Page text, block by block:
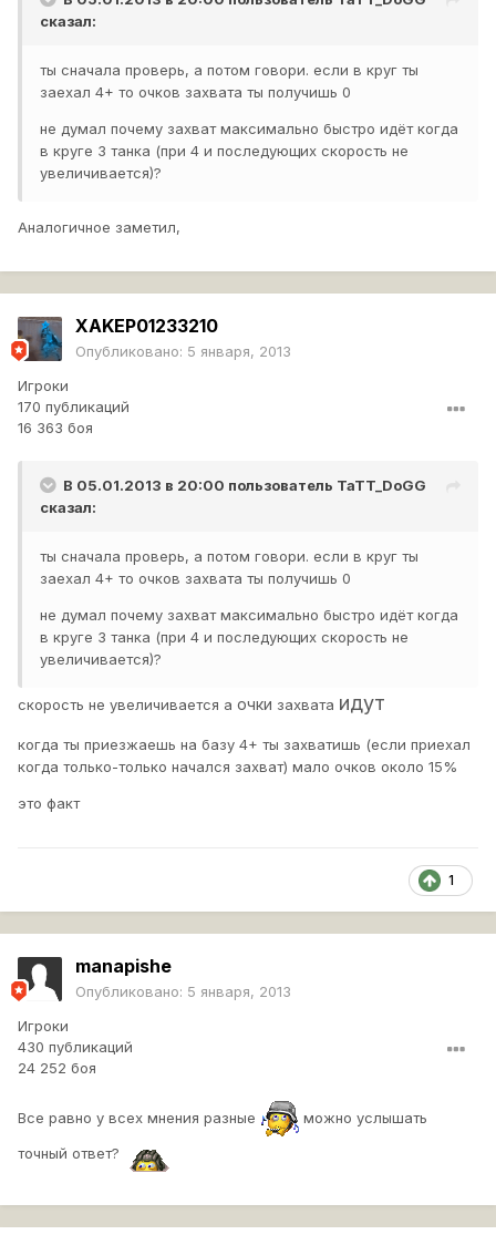
сказал:
ты сначала проверь, а потом говори. если в круг ты
заехал 4+ то очков захвата ты получишь 0
не думал почему захват максимально быстро идёт когда
в круге 3 танка (при 4 и последующих скорость не
увеличивается)?
Аналогичное заметил,
XAKEP01233210
Опубликовано: 5 января, 2013
Игроки
170 публикаций
16 363 боя
В 05.01.2013 в 20:00 пользователь TaTT_DoGG
сказал:
ты сначала проверь, а потом говори. если в круг ты
заехал 4+ то очков захвата ты получишь 0
не думал почему захват максимально быстро идёт когда
в круге 3 танка (при 4 и последующих скорость не
увеличивается)?
скорость не увеличивается а очки захвата идут
когда ты приезжаешь на базу 4+ ты захватишь (если приехал
когда только-только начался захват) мало очков около 15%
это факт
1
manapishe
Опубликовано: 5 января, 2013
Игроки
430 публикаций
24 252 боя
Все равно у всех мнения разные
можно услышать
точный ответ?